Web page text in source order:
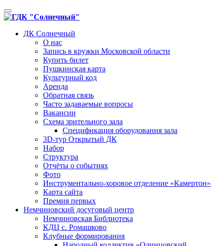
Toggle
navigation
ДК Солнечный
О нас
Запись в кружки Московской области
Купить билет
Пушкинская карта
Культурный код
Аренда
Обратная связь
Часто задаваемые вопросы
Вакансии
Схема зрительного зала
Спецификация оборудования зала
3D-тур Открытый ДК
Набор
Структура
Отчёты о событиях
Фото
Инструментально-хоровое отделение «Камертон»
Карта сайта
Премия первых
Немчиновский досуговый центр
Немчиновская Библиотека
КДЦ с. Ромашково
Клубные формирования